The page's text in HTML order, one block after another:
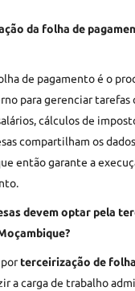
da folha de
de pagamento é o
para gerenciar tarefas
cálculos de
compartilham os
então garante a
devem optar pela
porterceirização de
a carga de trabalho